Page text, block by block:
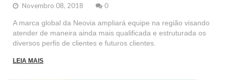
Novembro 08, 2018 0
A marca global da Neovia ampliará equipe na região visando
atender de maneira ainda mais qualificada e estruturada os
diversos perfis de clientes e futuros clientes.
LEIA MAIS